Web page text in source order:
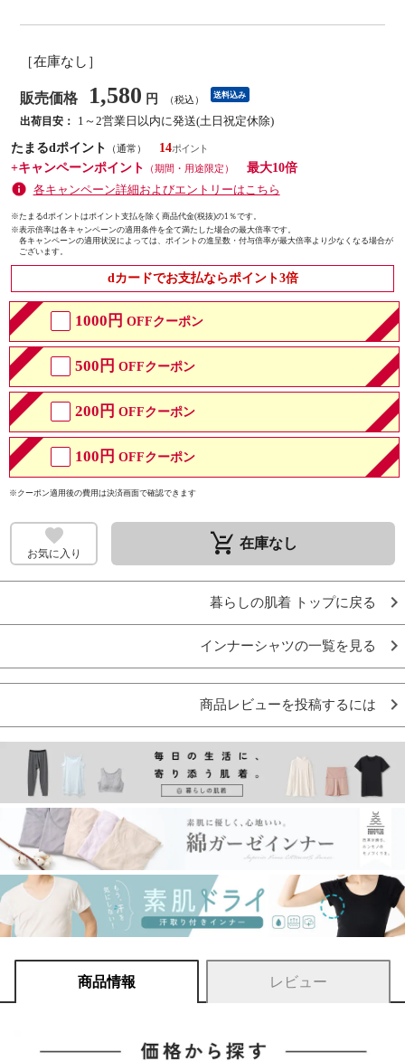
［在庫なし］
販売価格 1,580 円 （税込） 送料込み
出荷目安：
1～2営業日以内に発送(土日祝定休除)
たまるdポイント
（通常）
14
+キャンペーンポイント
（期間・用途限定）
最大10倍
各キャンペーン詳細およびエントリーはこちら
※たまるdポイントはポイント支払を除く商品代金(税抜)の1％です。
※表示倍率は各キャンペーンの適用条件を全て満たした場合の最大倍率です。
各キャンペーンの適用状況によっては、ポイントの進呈数・付与倍率が最大倍率より少なくなる場合が
ございます。
dカードでお支払ならポイント3倍
1000円 OFFクーポン
500円 OFFクーポン
200円 OFFクーポン
100円 OFFクーポン
※クーポン適用後の費用は決済画面で確認できます
お気に入り remove_shopping_cart 在庫なし
暮らしの肌着 トップに戻る
インナーシャツの一覧を見る
商品レビューを投稿するには
商品情報 レビュー